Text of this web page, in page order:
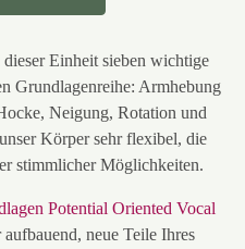
Einheit sieben wichtige
Grundlagenreihe: Armhebung
Neigung, Rotation und
Körper sehr flexibel, die
stimmlicher Möglichkeiten.
Potential Oriented Vocal
neue Teile Ihres